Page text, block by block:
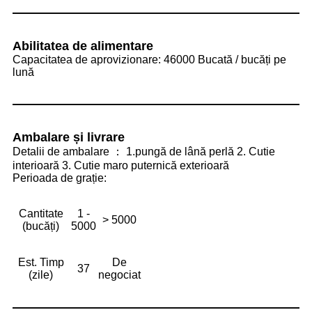
Abilitatea de alimentare
Capacitatea de aprovizionare: 46000 Bucată / bucăți pe
lună
Ambalare și livrare
Detalii de ambalare ： 1.pungă de lână perlă 2. Cutie
interioară 3. Cutie maro puternică exterioară
Perioada de grație:
Cantitate
(bucăți)
1 -
5000
> 5000
Est. Timp
(zile)
37
De
negociat